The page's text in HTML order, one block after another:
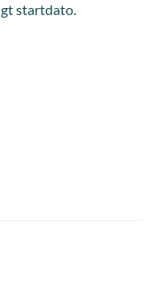
startdato.